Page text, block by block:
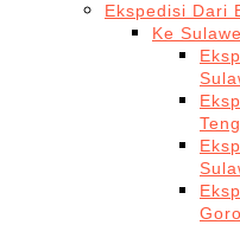
Ekspedisi Dari
Ke